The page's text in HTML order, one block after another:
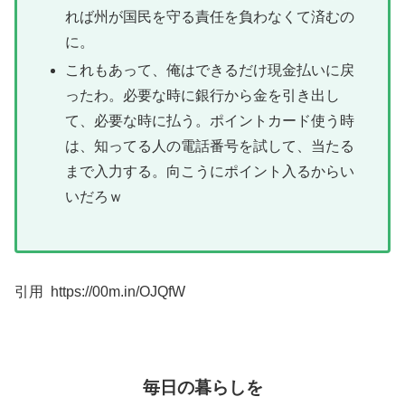
れば州が国民を守る責任を負わなくて済むの
に。
これもあって、俺はできるだけ現金払いに戻
ったわ。必要な時に銀行から金を引き出し
て、必要な時に払う。ポイントカード使う時
は、知ってる人の電話番号を試して、当たる
まで入力する。向こうにポイント入るからい
いだろｗ
引用 https://00m.in/OJQfW
毎日の暮らしを